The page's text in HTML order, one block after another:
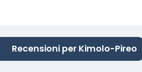
Recensioni per Kimolo-Pireo